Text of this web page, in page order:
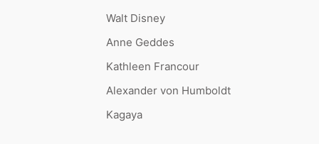
Walt Disney
Anne Geddes
Kathleen Francour
Alexander von Humboldt
Kagaya